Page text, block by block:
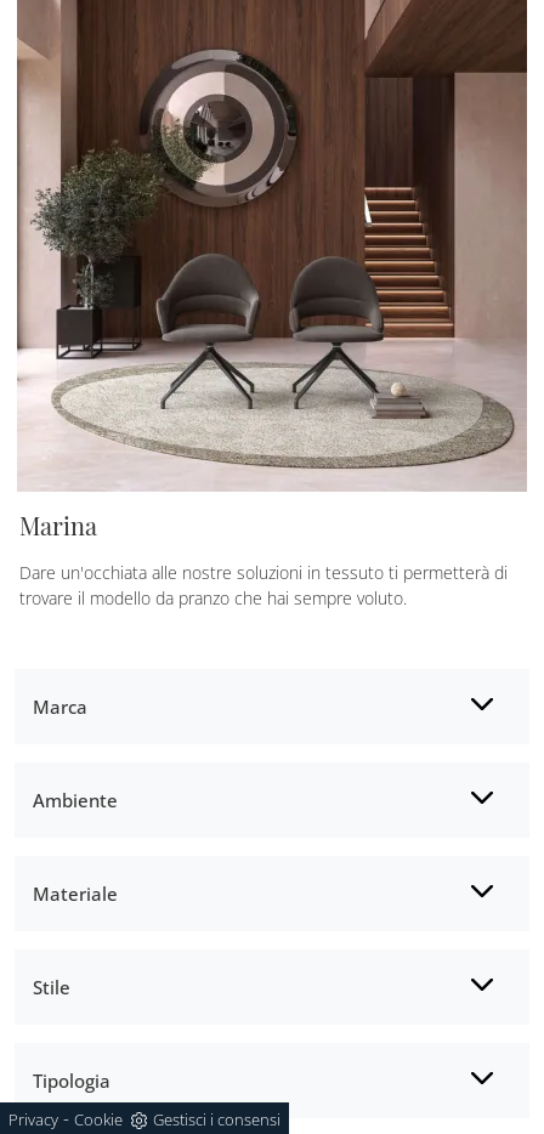
Marca
Ambiente
Materiale
Stile
Tipologia
Marina
Dare un'occhiata alle nostre soluzioni in tessuto ti permetterà di
trovare il modello da pranzo che hai sempre voluto.
Privacy - Cookie Gestisci i consensi